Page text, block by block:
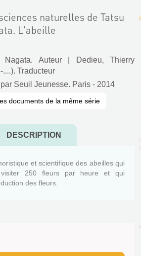
naturelles de Tatsu
L'abeille
Nagata. Auteur|
Dedieu, Thierry
....). Traducteur
Seuil Jeunesse. Paris - 2014
documents de la même série
DESCRIPTION
et scientifique des abeilles qui
250 fleurs par heure et qui
des fleurs.